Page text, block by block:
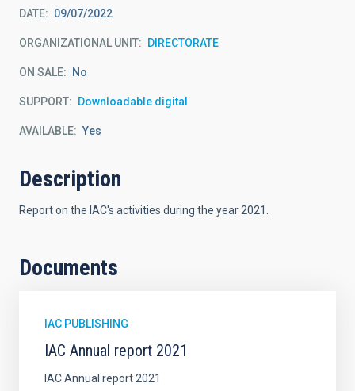
DATE 09/07/2022
ORGANIZATIONAL UNIT DIRECTORATE
ON SALE No
SUPPORT Downloadable digital
AVAILABLE Yes
Description
Report on the IAC's activities during the year 2021.
Documents
IAC PUBLISHING
IAC Annual report 2021
IAC Annual report 2021